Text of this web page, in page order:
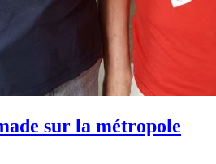
sur la métropole